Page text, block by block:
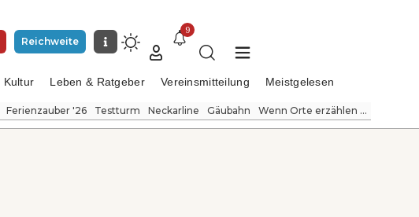
Reichweite
9
Kultur Leben & Ratgeber Vereinsmitteilung Meistgelesen
Ferienzauber '26 Testturm Neckarline Gäubahn Wenn Orte erzählen ...